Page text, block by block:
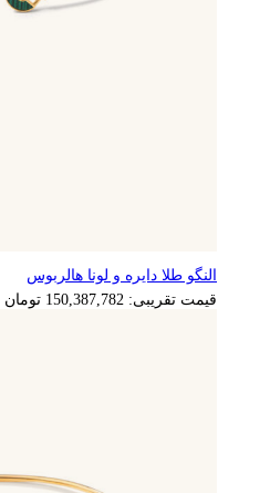
النگو طلا دایره و لونا هالربوس
قیمت تقریبی:150,387,782 تومان